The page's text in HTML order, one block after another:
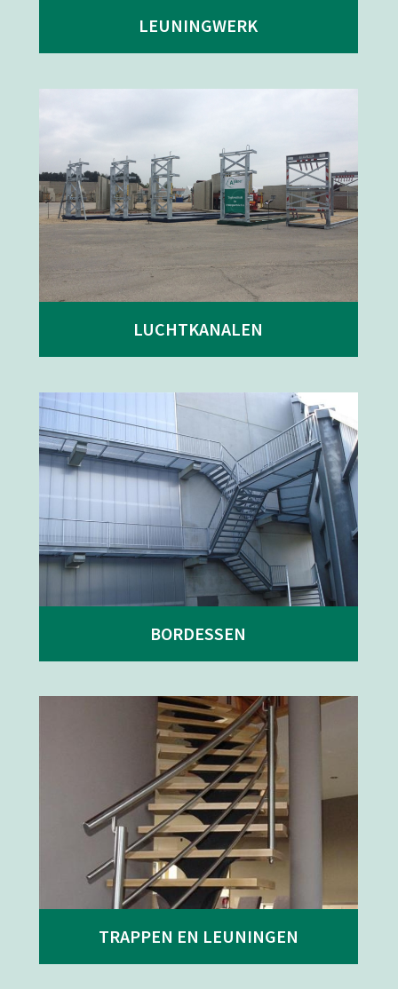
LEUNINGWERK
LUCHTKANALEN
BORDESSEN
TRAPPEN EN LEUNINGEN